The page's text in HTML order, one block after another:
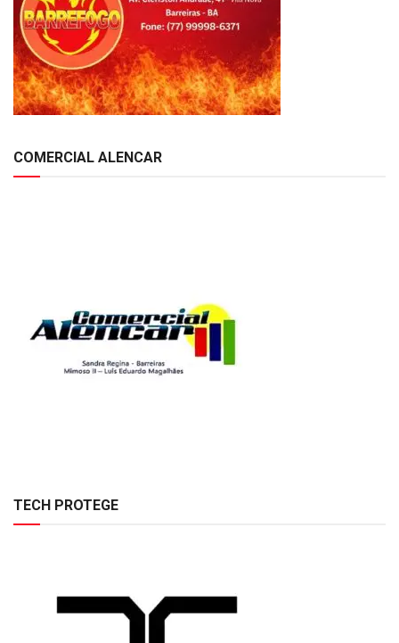
COMERCIAL ALENCAR
TECH PROTEGE